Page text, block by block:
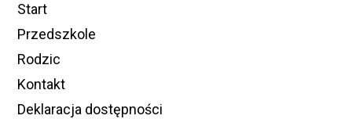
Start
Przedszkole
Rodzic
Kontakt
Deklaracja dostępności